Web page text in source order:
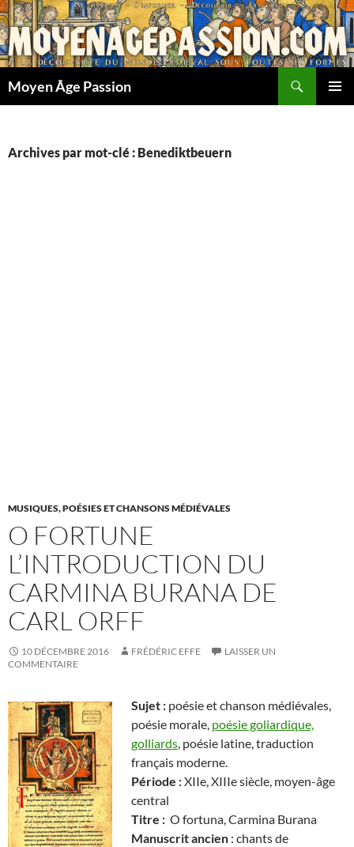
Aller
au
contenu
Moyen Âge Passion
Archives par mot-clé : Benediktbeuern
MUSIQUES, POÉSIES ET CHANSONS MÉDIÉVALES
O FORTUNE
L’INTRODUCTION DU
CARMINA BURANA DE
CARL ORFF
10 DÉCEMBRE 2016 FRÉDÉRIC EFFE
LAISSER UN
COMMENTAIRE
Sujet : poésie et chanson médiévales,
poésie morale, poésie goliardique,
golliards, poésie latine, traduction
français moderne.
Période :XIIe, XIIIe siècle, moyen-âge
central
Titre : O fortuna, Carmina Burana
Manuscrit ancien : chants de